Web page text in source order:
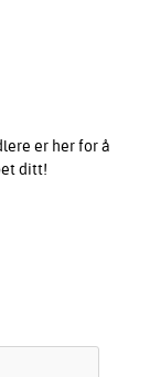
er her for å
ditt!